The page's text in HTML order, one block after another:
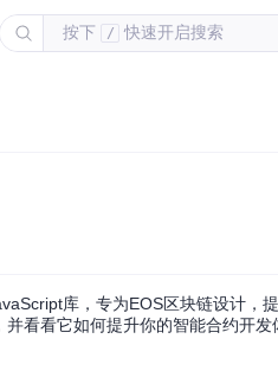
按下 / 快速开启搜索
库，专为EOS区块链设计，
看看它如何提升你的智能合约开发